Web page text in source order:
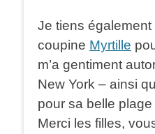
Je tiens
coupine Myrtille
m’a gentiment
New York – ainsi
pour sa belle
Merci les filles,